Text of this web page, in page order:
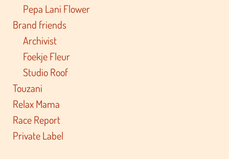
Pepa Lani Flower
Brand friends
Archivist
Foekje Fleur
Studio Roof
Touzani
Relax Mama
Race Report
Private Label